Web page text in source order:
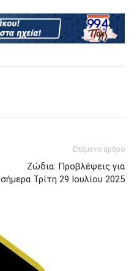
Επόμενο άρθρο
Zώδια: Προβλέψεις για
σήμερα Τρίτη 29 Ιουλίου 2025